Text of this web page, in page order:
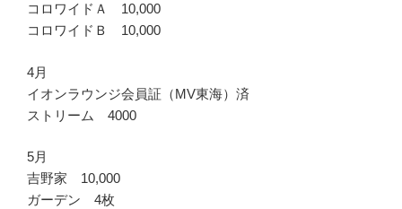
コロワイドＡ 10,000
コロワイドＢ 10,000
4月
イオンラウンジ会員証（MV東海）済
ストリーム 4000
5月
吉野家 10,000
ガーデン 4枚